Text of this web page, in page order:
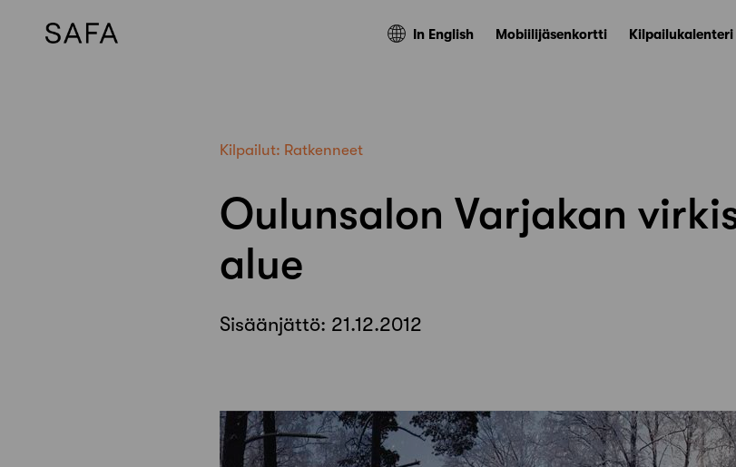
In English Mobiilijäsenkortti Kilpailukalenteri
Kilpailut: Ratkenneet
Oulunsalon Varjakan
alue
Sisäänjättö: 21.12.2012